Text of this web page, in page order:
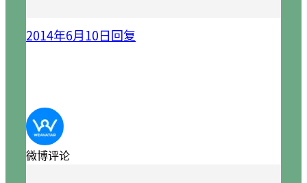
2014年6月10日回复
微博评论